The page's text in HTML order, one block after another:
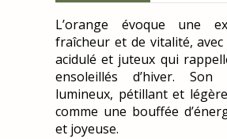
L’orange évoque une
fraîcheur et de vitalité,
acidulé et juteux qui
ensoleillés d’hiver.
lumineux, pétillant et
comme une bouffée
et joyeuse.